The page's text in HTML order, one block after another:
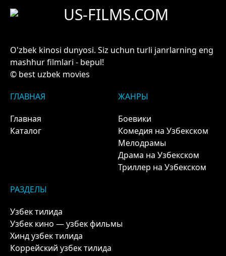
US-FILMS.COM
O'zbek kinosi dunyosi. Siz uchun turli janrlarning eng
mashhur filmlari - bepul!
© best uzbek movies
ГЛАВНАЯ
Главная
Каталог
ЖАНРЫ
Боевики
Комедия на Узбекском
Мелодрамы
Драма на Узбекском
Триллер на Узбекском
РАЗДЕЛЫ
Узбек тилида
Узбек кино — узбек фильмы
Хинд узбек тилида
Коррейский узбек тилида